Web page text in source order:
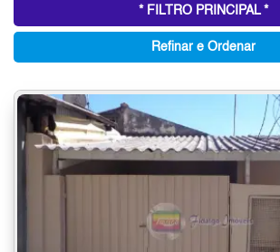
* FILTRO PRINCIPAL *
Refinar e Ordenar